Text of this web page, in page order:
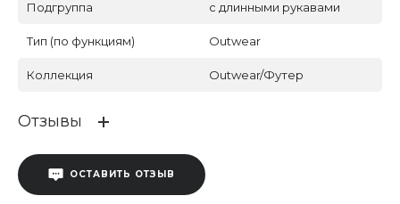
Подгруппа с длинными рукавами
Тип (по функциям) Outwear
Коллекция Outwear/Футер
Отзывы
ОСТАВИТЬ ОТЗЫВ